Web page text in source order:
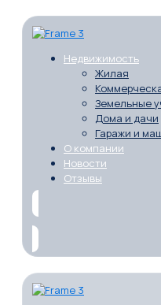
Недвижимость
Жилая
Земельные
Дома и дачи
Гаражи и
О компании
Новости
Отзывы